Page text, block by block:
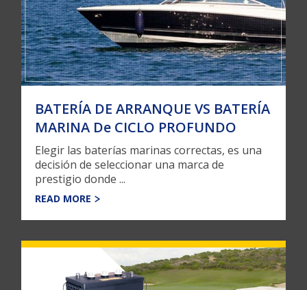
BATERÍA DE ARRANQUE VS BATERÍA
MARINA De CICLO PROFUNDO
Elegir las baterías marinas correctas, es una
decisión de seleccionar una marca de
prestigio donde ...
READ MORE